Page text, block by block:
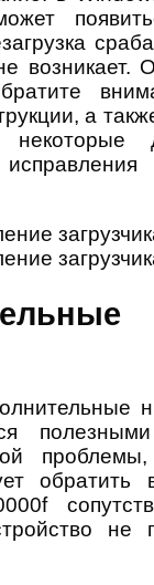
возникает.
а
обратить
не